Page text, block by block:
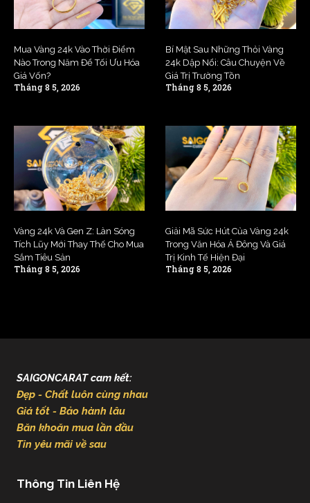
Mua Vàng 24k Vào Thời Điểm
Nào Trong Năm Để Tối Ưu Hóa
Giá Vốn?
Tháng 8 5, 2026
Bí Mật Sau Những Thỏi Vàng
24k Dập Nổi: Câu Chuyện Về
Giá Trị Trường Tồn
Tháng 8 5, 2026
Vàng 24k Và Gen Z: Làn Sóng
Tích Lũy Mới Thay Thế Cho Mua
Sắm Tiêu Sản
Tháng 8 5, 2026
Giải Mã Sức Hút Của Vàng 24k
Trong Văn Hóa Á Đông Và Giá
Trị Kinh Tế Hiện Đại
Tháng 8 5, 2026
SAIGONCARAT cam kết:
Đẹp - Chất luôn cùng nhau
Giá tốt - Bảo hành lâu
Băn khoăn mua lần đầu
Tin yêu mãi về sau
Thông Tin Liên Hệ